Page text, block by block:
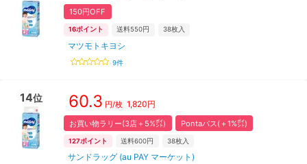
150円OFF
16ポイント 送料550円 38枚入
マツモトキヨシ
9件
14位 60.3 円/枚 1,820円
お買い物ラリー(3店＋5%㌽) Pontaパス(＋1%㌽)
127ポイント 送料600円 38枚入
サンドラッグ (au PAY マーケット)